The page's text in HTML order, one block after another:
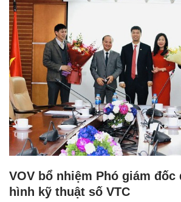
VOV bổ nhiệm Phó giám đốc
hình kỹ thuật số VTC